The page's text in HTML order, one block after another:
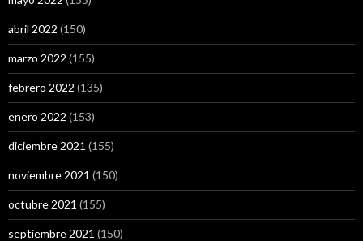
abril 2022 (150)
marzo 2022 (155)
febrero 2022 (135)
enero 2022 (153)
diciembre 2021 (155)
noviembre 2021 (150)
octubre 2021 (155)
septiembre 2021 (150)